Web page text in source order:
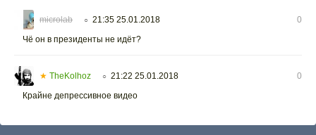
microlab ○ 21:35 25.01.2018
0
Чё он в президенты не идёт?
★ TheKolhoz ○ 21:22 25.01.2018
0
Крайне депрессивное видео